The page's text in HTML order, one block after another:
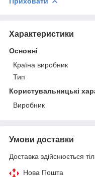
Характеристики
Основні
Країна виробник
Тип
Користувальницькі
Виробник
Умови доставки
Доставка здійснюється
Нова Пошта